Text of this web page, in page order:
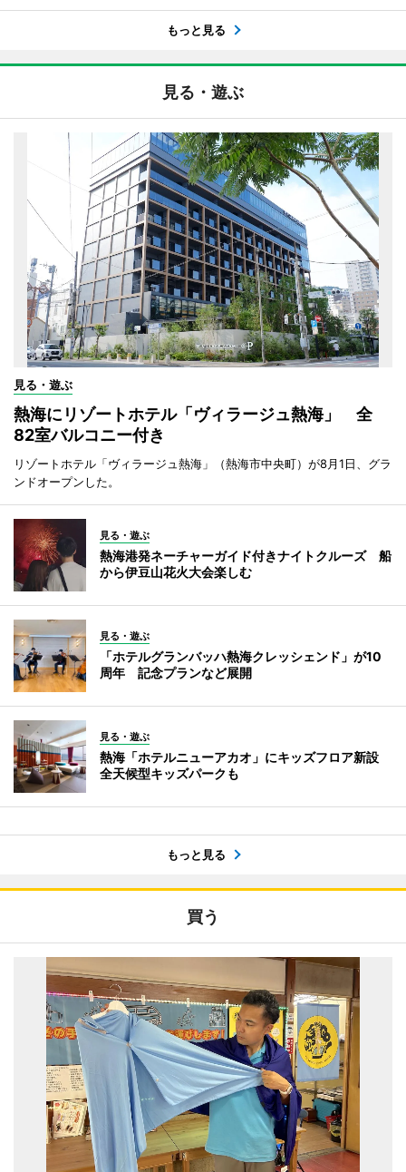
もっと見る
見る・遊ぶ
見る・遊ぶ
熱海にリゾートホテル「ヴィラージュ熱海」 全
82室バルコニー付き
リゾートホテル「ヴィラージュ熱海」（熱海市中央町）が8月1日、グラ
ンドオープンした。
見る・遊ぶ
熱海港発ネーチャーガイド付きナイトクルーズ 船
から伊豆山花火大会楽しむ
見る・遊ぶ
「ホテルグランバッハ熱海クレッシェンド」が10
周年 記念プランなど展開
見る・遊ぶ
熱海「ホテルニューアカオ」にキッズフロア新設
全天候型キッズパークも
もっと見る
買う